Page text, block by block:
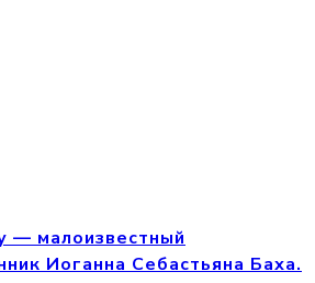
— малоизвестный
Иоганна Себастьяна Баха.